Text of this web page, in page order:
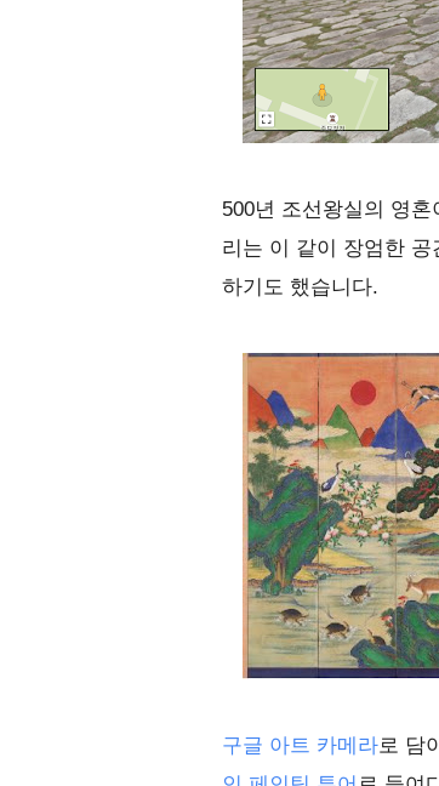
500년 조선왕실의 영
리는 이 같이 장엄한
하기도 했습니다.
구글 아트 카메라로 담